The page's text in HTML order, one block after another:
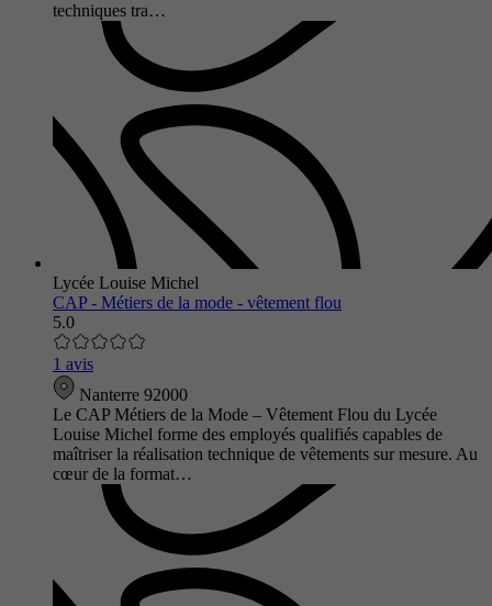
techniques tra…
Lycée Louise Michel
CAP - Métiers de la mode - vêtement flou
5.0
1 avis
Nanterre 92000
Le CAP Métiers de la Mode – Vêtement Flou du Lycée
Louise Michel forme des employés qualifiés capables de
maîtriser la réalisation technique de vêtements sur mesure. Au
cœur de la format…